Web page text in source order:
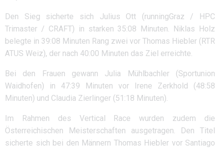
Den Sieg sicherte sich Julius Ott (runningGraz / HPC
Trimaster / CRAFT) in starken 35:08 Minuten. Niklas Holz
belegte in 39:08 Minuten Rang zwei vor Thomas Hiebler (RTR
ATUS Weiz), der nach 40:00 Minuten das Ziel erreichte.
Bei den Frauen gewann Julia Mühlbachler (Sportunion
Waidhofen) in 47:39 Minuten vor Irene Zerkhold (48:58
Minuten) und Claudia Zierlinger (51:18 Minuten).
Im Rahmen des Vertical Race wurden zudem die
Österreichischen Meisterschaften ausgetragen. Den Titel
sicherte sich bei den Männern Thomas Hiebler vor Santiago